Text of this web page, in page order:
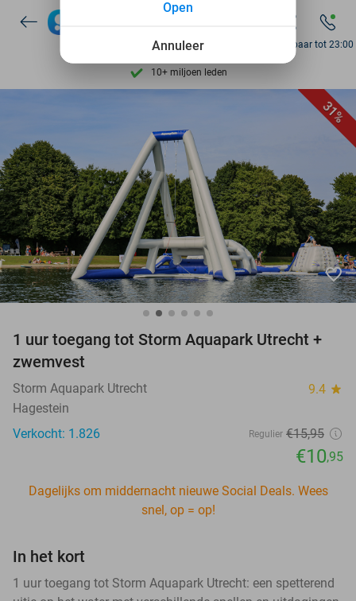
7 dagen per week beschikbaar
10+ miljoen leden
9,4 op basis van
7 dagen per week beschikbaar
10+ miljoen leden
Bereikbaar tot 23:00
31%
favorite_border
1 uur toegang tot Storm Aquapark Utrecht +
zwemvest
Storm Aquapark Utrecht 9.4 star
Hagestein
Verkocht: 1.826
Regulier €15,95
€10,95
Dagelijks om middernacht nieuwe Social Deals. Wees
snel, op = op!
In het kort
1 uur toegang tot Storm Aquapark Utrecht: een spetterend
Annuleer
Open